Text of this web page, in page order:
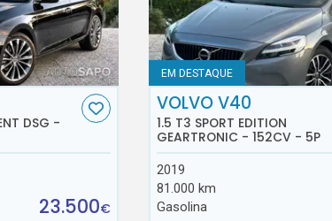
DSG -
23.500€
EM DESTAQUE
VOLVO V40
1.5 T3 SPORT EDITION
GEARTRONIC - 152CV - 5P
2019
81.000 km
Gasolina